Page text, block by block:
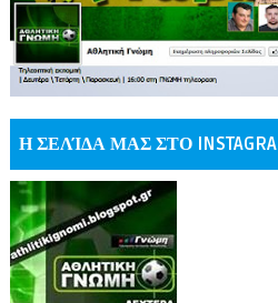
Η ΣΕΛΊΔΑ ΜΑΣ ΣΤΟ